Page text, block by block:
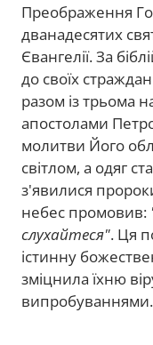
Преображення
дванадесятих
Євангелії. За
до своїх
разом із
апостолами
молитви Його
світлом, а одяг
з'явилися
небес промовив:
слухайтеся". Ця
істинну
зміцнила їхню
випробуваннями.